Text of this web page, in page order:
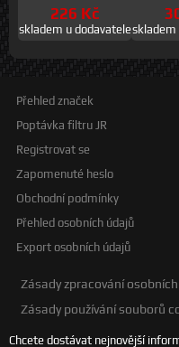
226 Kč
skladem u dodavateleskladem
Přehled značek
Poptávka filtru JR
Registrovat se
Zapomenuté heslo
Obchodní podmínky
Přehled osobních údajů
Export osobních údajů
Zásady zpracování
Zásady používání souborů
Chcete dostávat nejnovější